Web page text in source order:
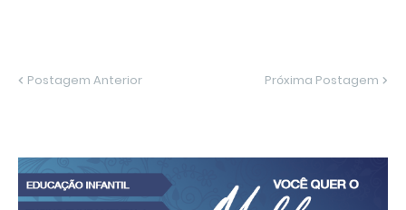
Postagem Anterior Próxima Postagem